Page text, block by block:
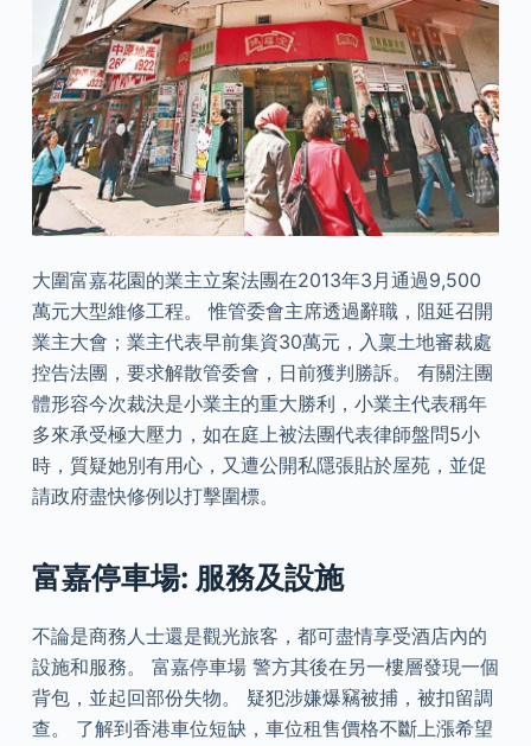
大圍富嘉花園的業主立案法團在2013年3月通過9,500
萬元大型維修工程。 惟管委會主席透過辭職，阻延召開
業主大會；業主代表早前集資30萬元，入稟土地審裁處
控告法團，要求解散管委會，日前獲判勝訴。 有關注團
體形容今次裁決是小業主的重大勝利，小業主代表稱年
多來承受極大壓力，如在庭上被法團代表律師盤問5小
時，質疑她別有用心，又遭公開私隱張貼於屋苑，並促
請政府盡快修例以打擊圍標。
富嘉停車場: 服務及設施
不論是商務人士還是觀光旅客，都可盡情享受酒店內的
設施和服務。 富嘉停車場 警方其後在另一樓層發現一個
背包，並起回部份失物。 疑犯涉嫌爆竊被捕，被扣留調
查。 了解到香港車位短缺，車位租售價格不斷上漲希望